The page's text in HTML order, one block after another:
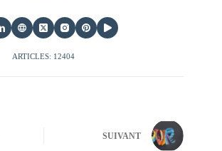
ARTICLES: 12404
SUIVANT